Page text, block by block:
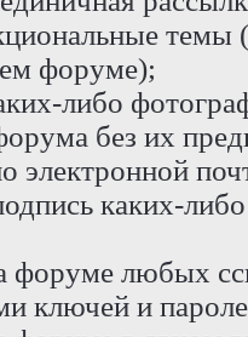
темы
форуме);
либо
без их
электронной
каких-
форуме любых
ключей и